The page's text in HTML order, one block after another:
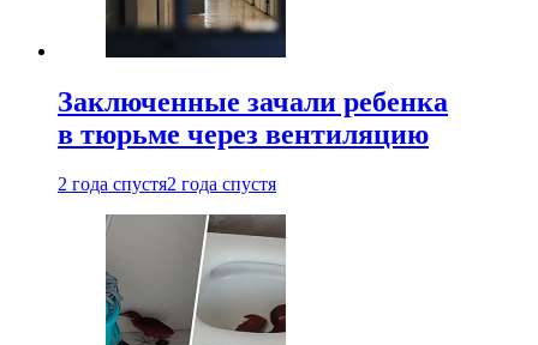
Заключенные зачали ребенка
в тюрьме через вентиляцию
2 года спустя2 года спустя